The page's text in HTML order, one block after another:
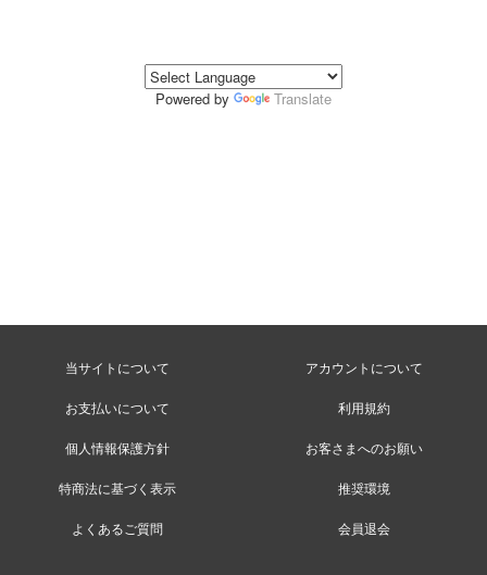
Powered by Translate
当サイトについて アカウントについて
お支払いについて 利用規約
個人情報保護方針 お客さまへのお願い
特商法に基づく表示 推奨環境
よくあるご質問 会員退会